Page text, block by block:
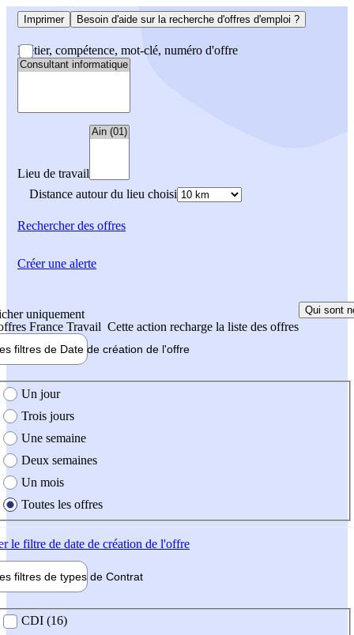
Imprimer Besoin d'aide sur la recherche d'offres d'emploi ?
Métier, compétence, mot-clé, numéro d'offre
Lieu de travail
Distance autour du lieu choisi
Rechercherdes offres
uniquement
France Travail Cette action recharge la liste des offres
Qui sont
filtres de Date de création de l'offre
création de l'offre
Un jour
Trois jours
Une semaine
Deux semaines
Un mois
Toutes les offres
le filtre de date de création de l'offre
filtres de types de Contrat
contrat
CDI (16)
Créer une alerte